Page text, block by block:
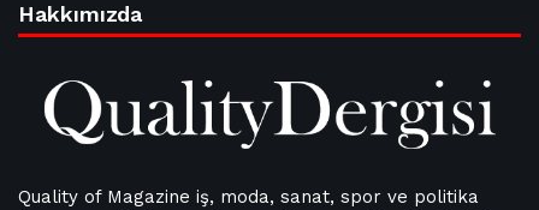
Hakkımızda
Quality of Magazine iş, moda, sanat, spor ve politika